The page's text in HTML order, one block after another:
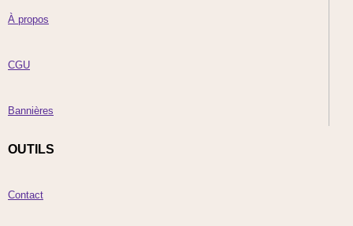
À propos
CGU
Bannières
OUTILS
Contact